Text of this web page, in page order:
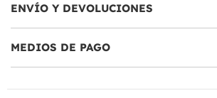
ENVÍO Y DEVOLUCIONES
MEDIOS DE PAGO